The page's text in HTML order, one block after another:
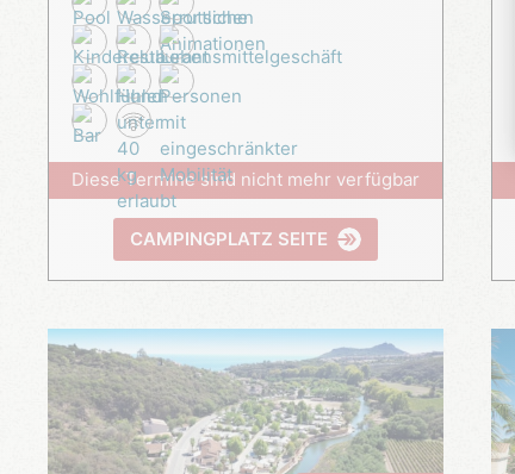
Diese Termine sind nicht mehr verfügbar
CAMPINGPLATZ SEITE